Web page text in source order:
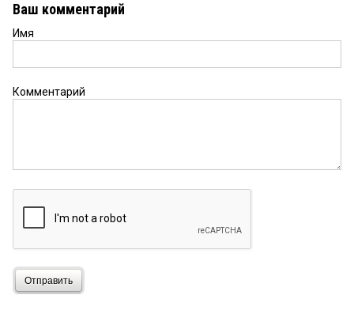
Ваш комментарий
Имя
Комментарий
Отправить